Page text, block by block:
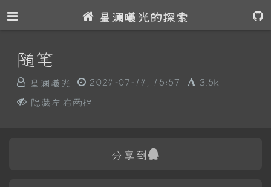
星澜曦光的探索
随笔
星澜曦光 2024-07-14, 15:57
3.5k
隐藏左右两栏
分享到